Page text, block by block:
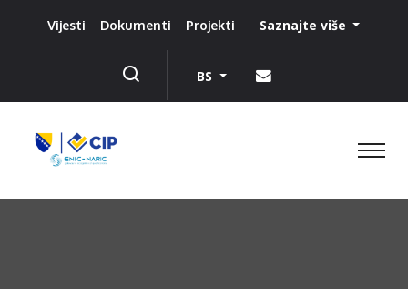
Vijesti Dokumenti Projekti Saznajte više
BS